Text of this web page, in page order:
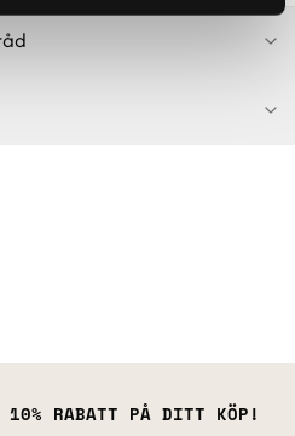
10% RABATT PÅ DITT KÖP!